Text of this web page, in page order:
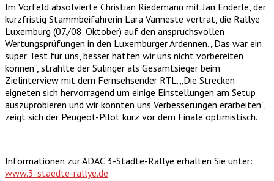
Im Vorfeld absolvierte Christian Riedemann mit Jan Enderle, der
kurzfristig Stammbeifahrerin Lara Vanneste vertrat, die Rallye
Luxemburg (07./08. Oktober) auf den anspruchsvollen
Wertungsprüfungen in den Luxemburger Ardennen. „Das war ein
super Test für uns, besser hätten wir uns nicht vorbereiten
können“, strahlte der Sulinger als Gesamtsieger beim
Zielinterview mit dem Fernsehsender RTL. „Die Strecken
eigneten sich hervorragend um einige Einstellungen am Setup
auszuprobieren und wir konnten uns Verbesserungen erarbeiten“,
zeigt sich der Peugeot-Pilot kurz vor dem Finale optimistisch.
Informationen zur ADAC 3-Städte-Rallye erhalten Sie unter:
www.3-staedte-rallye.de